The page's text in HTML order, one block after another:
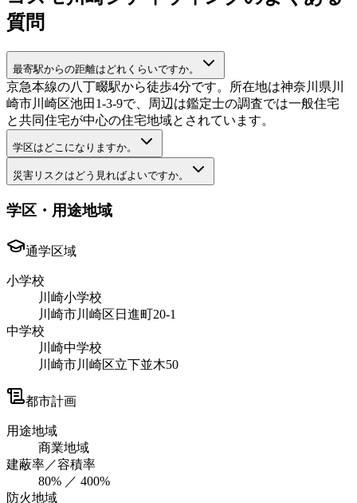
質問
最寄駅からの距離はどれくらいですか。
京急本線の八丁畷駅から徒歩4分です。所在地は神奈川県川
崎市川崎区池田1-3-9で、周辺は鑑定士の調査では一般住宅
と共同住宅が中心の住宅地域とされています。
学区はどこになりますか。
災害リスクはどう見ればよいですか。
学区・用途地域
通学区域
小学校
川崎小学校
川崎市川崎区日進町20-1
中学校
川崎中学校
川崎市川崎区立下並木50
都市計画
用途地域
商業地域
建蔽率／容積率
80% ／ 400%
防火地域